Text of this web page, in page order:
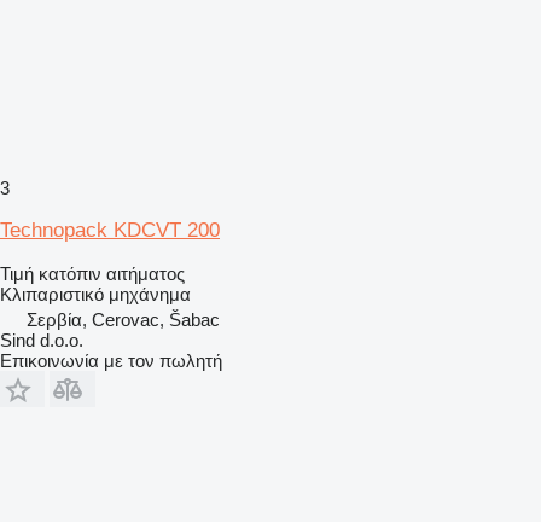
3
Technopack KDCVT 200
Τιμή κατόπιν αιτήματος
Κλιπαριστικό μηχάνημα
Σερβία, Cerovac, Šabac
Sind d.o.o.
Επικοινωνία με τον πωλητή